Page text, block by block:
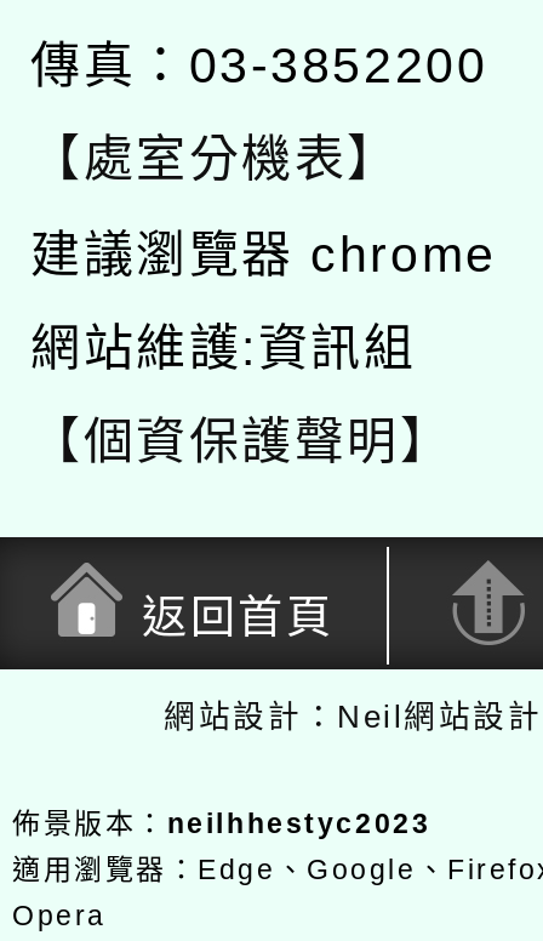
傳真：03-3852200
【處室分機表】
建議瀏覽器 chrome
網站維護:資訊組
【個資保護聲明】
返回首頁
網站設計：Neil網站設
佈景版本： neilhhestyc2023
適用瀏覽器：Edge、Google、
Opera